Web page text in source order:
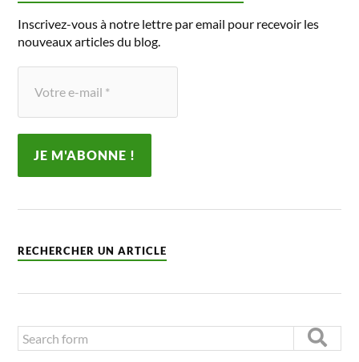
Inscrivez-vous à notre lettre par email pour recevoir les
nouveaux articles du blog.
RECHERCHER UN ARTICLE